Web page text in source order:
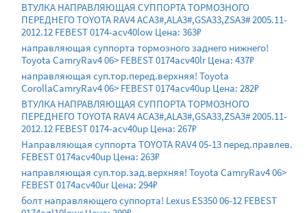
ВТУЛКА НАПРАВЛЯЮЩАЯ СУППОРТА ТОРМОЗНОГО
ПЕРЕДНЕГО TOYOTA RAV4 ACA3#,ALA3#,GSA33,ZSA3# 2005.11-
2012.12 FEBEST 0174-acv40low Цена: 363₽
направляющая суппорта тормозного заднего нижнего!
Toyota CamryRav4 06> FEBEST 0174acv40lr Цена: 437₽
направляющая суп.тор.перед.верхняя! Toyota
CorollaCamryRav4 06> FEBEST 0174acv40up Цена: 282₽
ВТУЛКА НАПРАВЛЯЮЩАЯ СУППОРТА ТОРМОЗНОГО
ПЕРЕДНЕГО TOYOTA RAV4 ACA3#,ALA3#,GSA33,ZSA3# 2005.11-
2012.12 FEBEST 0174-acv40up Цена: 267₽
Направляющая суппорта TOYOTA RAV4 05-13 перед.правлев.
FEBEST 0174acv40up Цена: 263₽
направляющая суп.тор.зад.верхняя! Toyota CamryRav4 06>
FEBEST 0174acv40ur Цена: 294₽
болт направляющего суппорта! Lexus ES350 06-12 FEBEST